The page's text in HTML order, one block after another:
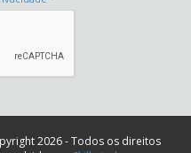
2026 - Todos os direitos